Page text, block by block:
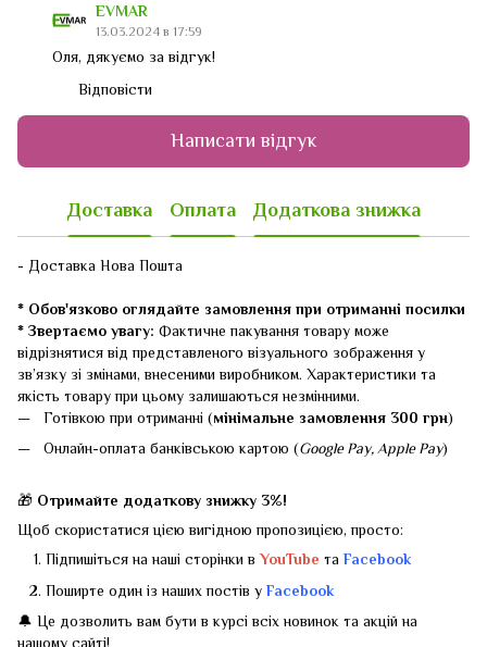
EVMAR
13.03.2024 в 17:59
Оля, дякуємо за відгук!
Відповісти
Написати відгук
Доставка Оплата Додаткова знижка
- Доставка Нова Пошта
* Обов'язково оглядайте замовлення при отриманні посилки
* Звертаємо увагу: Фактичне пакування товару може
відрізнятися від представленого візуального зображення у
зв’язку зі змінами, внесеними виробником. Характеристики та
якість товару при цьому залишаються незмінними.
Готівкою при отриманні (мінімальне замовлення 300 грн)
Онлайн-оплата банківською картою (Google Pay, Apple Pay)
🎁 Отримайте додаткову знижку 3%!
Щоб скористатися цією вигідною пропозицією, просто:
Підпишіться на наші сторінки вYouTube та Facebook
Поширте один із наших постів у Facebook
🔔 Це дозволить вам бути в курсі всіх новинок та акцій на
нашому сайті!